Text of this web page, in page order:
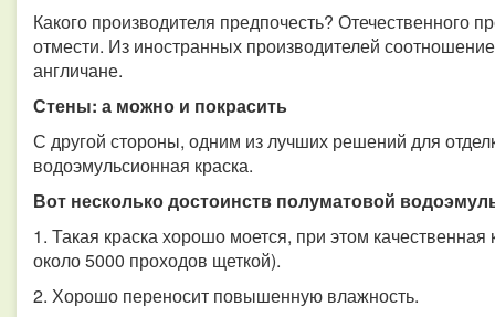
Какого производителя предпочесть? Отечественного
отмести. Из иностранных производителей
англичане.
Стены: а можно и покрасить
С другой стороны, одним из лучших решений для
водоэмульсионная краска.
Вот несколько достоинств полуматовой
1. Такая краска хорошо моется, при этом
около 5000 проходов щеткой).
2. Хорошо переносит повышенную влажность.